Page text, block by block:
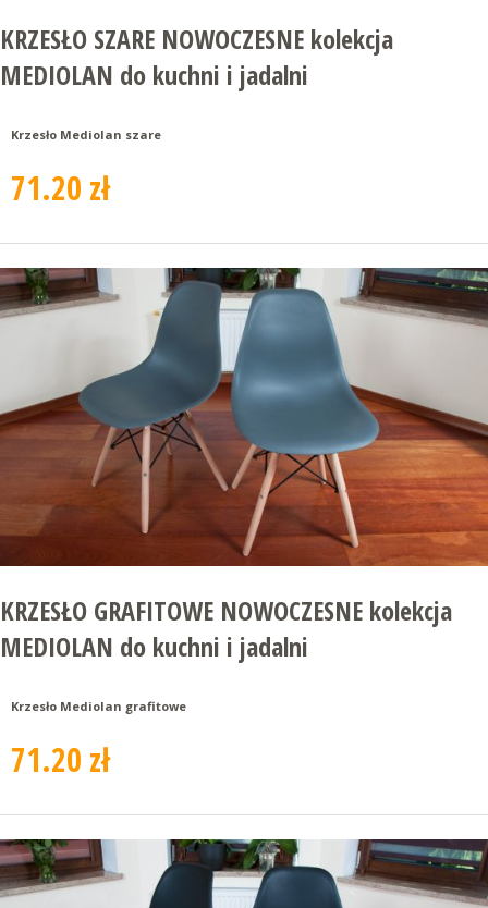
KRZESŁO SZARE NOWOCZESNE kolekcja
MEDIOLAN do kuchni i jadalni
Krzesło Mediolan szare
71.20 zł
KRZESŁO GRAFITOWE NOWOCZESNE kolekcja
MEDIOLAN do kuchni i jadalni
Krzesło Mediolan grafitowe
71.20 zł